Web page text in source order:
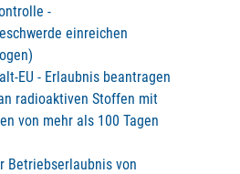
-
einreichen
EU - Erlaubnis beantragen
radioaktiven Stoffen mit
von mehr als 100 Tagen
Betriebserlaubnis von